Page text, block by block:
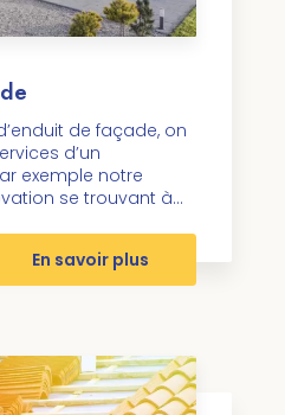
de façade, on
d’un
exemple notre
se trouvant à...
En savoir plus